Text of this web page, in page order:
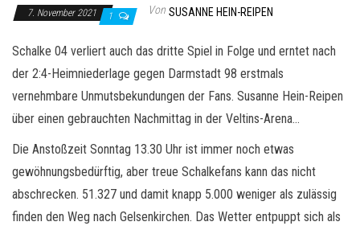
7. November 2021 1 Von SUSANNE HEIN-REIPEN
Schalke 04 verliert auch das dritte Spiel in Folge und erntet nach
der 2:4-Heimniederlage gegen Darmstadt 98 erstmals
vernehmbare Unmutsbekundungen der Fans. Susanne Hein-Reipen
über einen gebrauchten Nachmittag in der Veltins-Arena…
Die Anstoßzeit Sonntag 13.30 Uhr ist immer noch etwas
gewöhnungsbedürftig, aber treue Schalkefans kann das nicht
abschrecken. 51.327 und damit knapp 5.000 weniger als zulässig
finden den Weg nach Gelsenkirchen. Das Wetter entpuppt sich als